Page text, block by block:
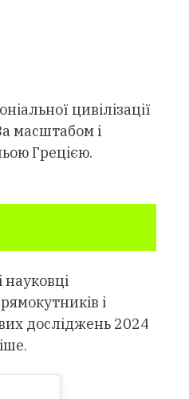
цивілізації
масштабом і
Грецією.
науковці
і
досліджень 2024